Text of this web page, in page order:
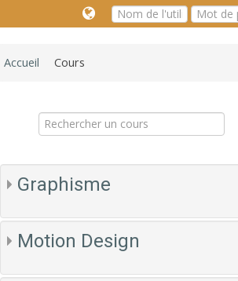
Accueil Cours
un
cours
Graphisme
Motion Design